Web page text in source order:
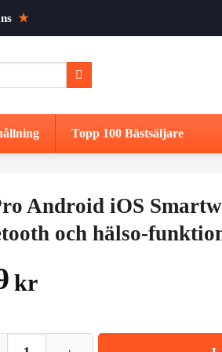
★
Topp 100 Bästsäljare
Android iOS
och hälso-
kr